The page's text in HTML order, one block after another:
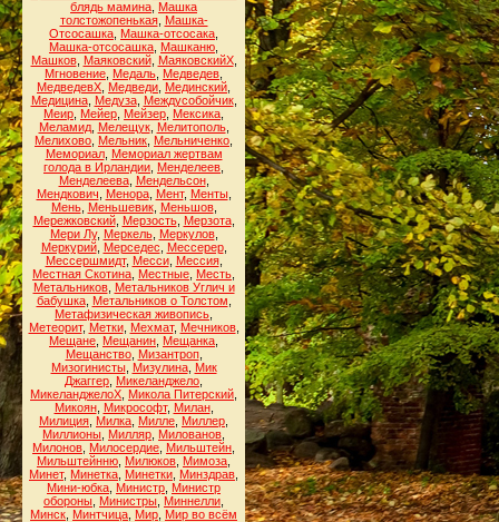
блядь мамина Машка
толстожопенькая, Машка-
Отсосашка Машка-отсосака
Машка-отсосашка Машканю
Машков, Маяковский, МаяковскийХ,
Мгновение Медаль Медведев
МедведевХ Медведи Мединский
Медицина, Медуза, Междусобойчик,
Меир Мейер Мейзер Мексика
Меламид, Мелещук, Мелитополь,
Мелихово Мельник Мельниченко
Мемориал, Мемориал жертвам
голода в Ирландии Менделеев
Менделеева, Мендельсон,
Мендкович
Менора, Мент, Менты,
Мень, Меньшевик, Меньшов,
Мережковский, Мерзость, Мерзота,
Мери Лу, Меркель, Меркулов,
Меркурий, Мерседес Мессерер,
Мессершмидт, Месси, Мессия,
Местная Скотина Местные Месть
Метальников, Метальников Углич и
бабушка, Метальников о Толстом
Метафизическая живопись
Метеорит, Метки, Мехмат, Мечников,
Мещане Мещанин Мещанка
Мещанство, Мизантроп,
Мизогинисты, Мизулина, Мик
Джаггер Микеланджело
МикеланджелоХ Микола Питерский
Микоян, Микрософт, Милан,
Милиция Милка Милле Миллер
Миллионы Милляр Милованов
Милонов Милосердие Мильштейн
Мильштейнню Милюков Мимоза
Минет, Минетка Минетки Минздрав
Мини-юбка Министр Министр
обороны Министры Миннелли
Минск Минтчица Мир Мир во всём